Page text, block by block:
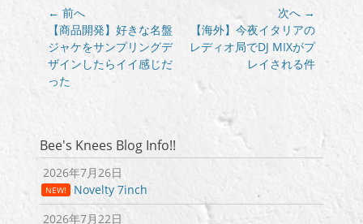
投
稿
ナ
ビ
ゲ
ョ
ン
← 前へ
前
の
投
稿:
【商品開発】好きな名盤
ジャケをサンプリングデ
ザインしたらイイ感じだ
った
次へ →
の
【海外】今夜イタリアの
レディオ局でDJ MIXがプ
レイされる件
Bee's Knees Blog Info!!
2026年7月26日
NEW!
Novelty 7inch
2026年7月22日